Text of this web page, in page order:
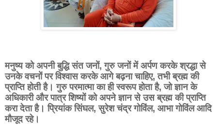
मनुष्य को अपनी बुद्धि संत जनों, गुरु जनों में अर्पण करके श्रद्धा से
उनके वचनों पर विश्वास करके आगे बढ़ना चाहिए, तभी ब्रह्म की
प्राप्ति होती है। गुरु परमात्मा का ही स्वरूप होता है, जो ज्ञान के
अधिकारी और पात्र शिष्यों को अपने ज्ञान से उस ब्रह्म की प्राप्ति
करा देता है। प्रियांक सिंघल, सुरेश चंद्र गोविंल, आभा गोविंल आदि
मौजूद रहे।